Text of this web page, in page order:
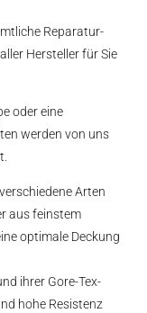
Reparatur-
Hersteller für Sie
oder eine
werden von uns
Arten
aus feinstem
optimale Deckung
ihrer Gore-Tex-
hohe Resistenz